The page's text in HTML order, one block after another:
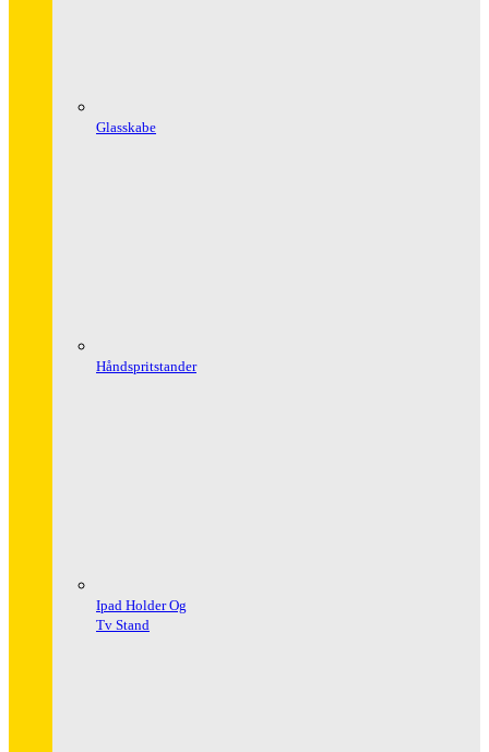
Glasskabe
Håndspritstander
Ipad Holder Og
Tv Stand